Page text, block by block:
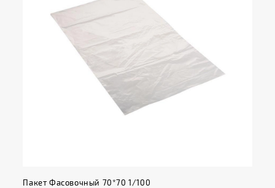
Пакет Фасовочный 70*70 1/100